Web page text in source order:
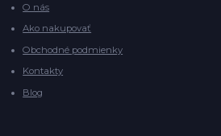
O nás
Ako nakupovať
Obchodné podmienky
Kontakty
Blog